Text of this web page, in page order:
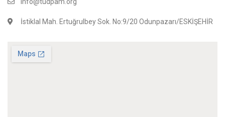
İstiklal Mah. Ertuğrulbey Sok. No:9/20 Odunpazarı/ESKİŞEHİR